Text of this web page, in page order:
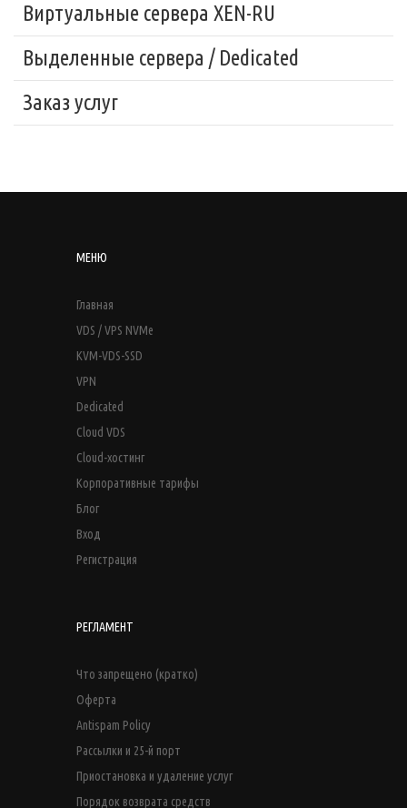
Виртуальные сервера XEN-RU
Выделенные сервера / Dedicated
Заказ услуг
МЕНЮ
Главная
VDS / VPS NVMe
KVM-VDS-SSD
VPN
Dedicated
Cloud VDS
Cloud-хостинг
Корпоративные тарифы
Блог
Вход
Регистрация
РЕГЛАМЕНТ
Что запрещено (кратко)
Оферта
Antispam Policy
Рассылки и 25-й порт
Приостановка и удаление услуг
Порядок возврата средств